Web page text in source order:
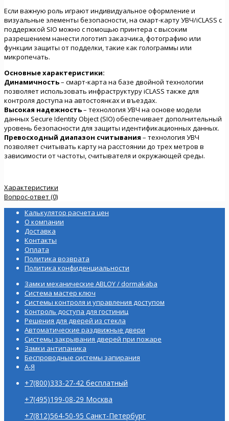
Если важную роль играют индивидуальное оформление и
визуальные элементы безопасности, на смарт-карту УВЧ/iCLASS с
поддержкой SIO можно с помощью принтера с высоким
разрешением нанести логотип заказчика, фотографию или
функции защиты от подделки, такие как голограммы или
микропечать.
Основные характеристики:
Динамичность– смарт-карта на базе двойной технологии
позволяет использовать инфраструктуру iCLASS также для
контроля доступа на автостоянках и въездах.
Высокая надежность– технология УВЧ на основе модели
данных Secure Identity Object (SIO) обеспечивает дополнительный
уровень безопасности для защиты идентификационных данных.
Превосходный диапазон считывания – технология УВЧ
позволяет считывать карту на расстоянии до трех метров в
зависимости от частоты, считывателя и окружающей среды.
Характеристики
Вопрос-ответ (0)
Калькулятор расчета цен
О компании
Доставка
Контакты
Оплата
Политика возврата
Политика конфиденциальности
Замки механические ABLOY / dormakaba
Система мастер ключ
Системы контроля и управления доступом
Контроль доступа для гостиниц
Решения для дверей из стекла
Автоматические раздвижные двери
Системы закрывания дверей при пожаре
Замки антипаника
Беспроводные системы запирания
А-Я
+7(800)333-27-42 бесплатный
+7(495)199-08-29 Москва
+7(812)564-50-95 Санкт-Петербург